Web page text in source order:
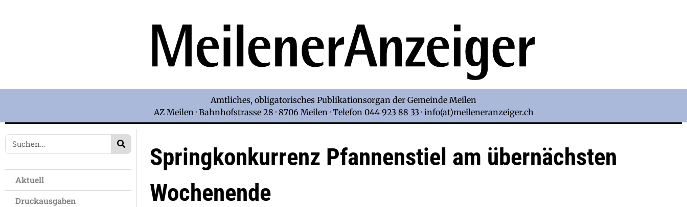
Amtliches, obligatorisches Publikationsorgan der Gemeinde Meilen
AZ Meilen · Bahnhofstrasse 28 · 8706 Meilen · Telefon 044 923 88 33 · info(at)meileneranzeiger.ch
Aktuell
Druckausgaben
Springkonkurrenz Pfannenstiel am übernächsten
Wochenende